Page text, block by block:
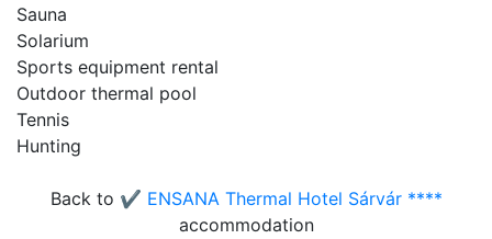
Sauna
Solarium
Sports equipment rental
Outdoor thermal pool
Tennis
Hunting
Back to ✔️ ENSANA Thermal Hotel Sárvár ****
accommodation